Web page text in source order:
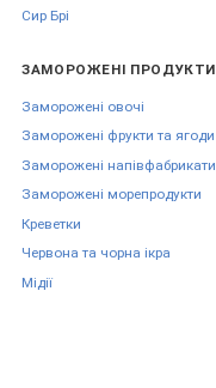
Сир Брі
ЗАМОРОЖЕНІ ПРОДУКТИ
Заморожені овочі
Заморожені фрукти та ягоди
Заморожені напівфабрикати
Заморожені морепродукти
Креветки
Червона та чорна ікра
Мідії